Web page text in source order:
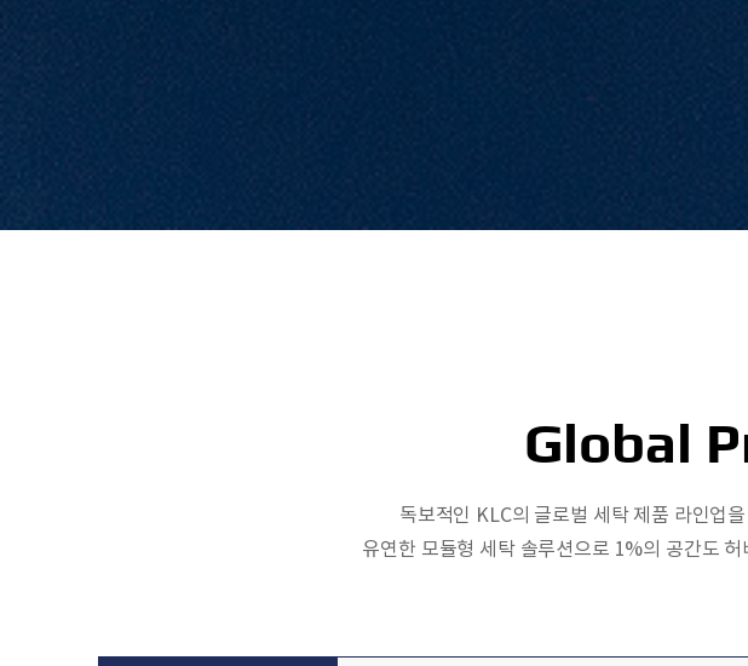
Global
독보적인 KLC의 글로벌 세탁 제품 라인업
유연한 모듈형 세탁 솔루션으로 1%의 공간도